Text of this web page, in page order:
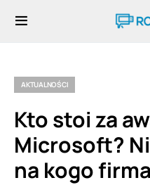
AKTUALNOŚCI
Kto stoi za
Microsoft?
na kogo